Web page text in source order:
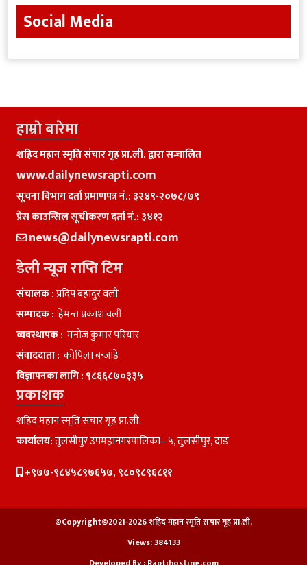
Social Media
हाम्राे बारेमा
शहिद महान स्मृति संचार गृह प्रा.ली. द्वारा सन्चालित
www.dailynewsrapti.com
सूचना विभाग दर्ता प्रमाणपत्र नं.: ३२४९-२०७८/७९
प्रेस काउन्सिल सूचीकरण दर्ता नं.: ३४१२
news@dailynewsrapti.com
डेली न्यूज राप्ति टिम
संचालक :प्रदिप बहादुर वली
सम्पादक : हेमन्त प्रकाश वली
व्यवस्थापक : मनाेज कुमार परियार
संवाददाता : काेपिला बन्जाडे
विज्ञापनका लागि : ९८६६८७०३३५
प्रकाशक
शहिद महान स्मृति संचार गृह प्रा.ली.
कार्यालय:तुलसीपुर उपमहानगरपालिका– ५, तुलसीपुर, दाङ
+९७७-९८४५८९७६५७, ९८०९८९६८११
©Copyright©2021-2026 शहिद महान स्मृति संचार गृह प्रा.ली.
Views:384133